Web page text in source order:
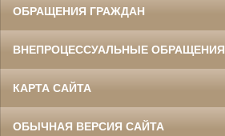
ОБРАЩЕНИЯ ГРАЖДАН
ВНЕПРОЦЕССУАЛЬНЫЕ ОБРАЩЕНИЯ
КАРТА САЙТА
ОБЫЧНАЯ ВЕРСИЯ САЙТА